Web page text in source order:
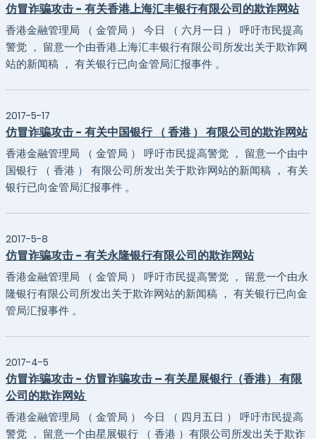
仿冒诈骗攻击 - 有关香港上海汇丰银行有限公司的欺诈网站
香港金融管理局 （ 金管局 ） 今日 （ 六月一日 ） 呼吁市民提高
警觉 ， 留意一个由香港上海汇丰银行有限公司所发出关于欺诈网
站的新闻稿 ， 有关银行已向金管局汇报事件 。
2017-5-17
仿冒诈骗攻击 - 有关中国银行 （ 香港 ） 有限公司的欺诈网站
香港金融管理局 （ 金管局 ） 呼吁市民提高警觉 ， 留意一个由中
国银行 （ 香港 ） 有限公司所发出关于欺诈网站的新闻稿 ， 有关
银行已向金管局汇报事件 。
2017-5-8
仿冒诈骗攻击 - 有关永隆银行有限公司的欺诈网站
香港金融管理局 （ 金管局 ） 呼吁市民提高警觉 ， 留意一个由永
隆银行有限公司所发出关于欺诈网站的新闻稿 ， 有关银行已向金
管局汇报事件 。
2017-4-5
仿冒诈骗攻击 - 仿冒诈骗攻击 – 有关星展银行（香港） 有限
公司的欺诈网站
香港金融管理局 （ 金管局 ） 今日 （ 四月五日 ） 呼吁市民提高
警觉 ， 留意一个由星展银行 （ 香港 ）有限公司所发出关于欺诈